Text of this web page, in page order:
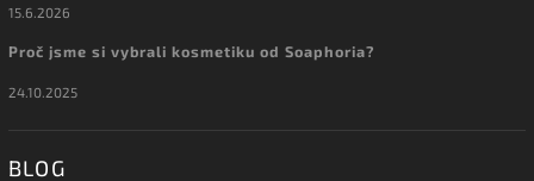
15.6.2026
Proč jsme si vybrali kosmetiku od Soaphoria?
24.10.2025
BLOG